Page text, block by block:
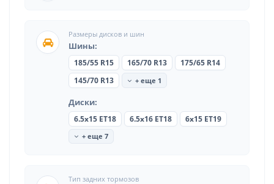
Размеры дисков и шин
Шины:
185/55 R15 165/70 R13
175/65 R14
145/70 R13
+ еще 1
Диски:
6.5x15 ET18 6.5x16 ET18
6x15 ET19
+ еще 7
Тип задних тормозов